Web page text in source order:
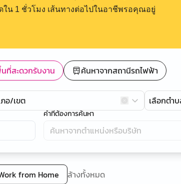
ดใน 1 ชั่วโมง เส้นทางต่อไปในอาชีพรอคุณอยู่
ที่สะดวกรับงาน ค้นหาจากสถานีรถไฟฟ้า
ภอ/เขต เลือกตำ
คำที่ต้องการค้นหา
from Home ล้างทั้งหมด